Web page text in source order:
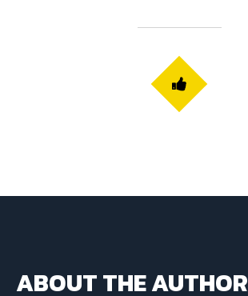
ABOUT THE AUTHOR